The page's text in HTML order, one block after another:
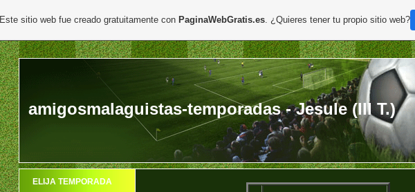
amigosmalaguistas-temporadas - Jesule (III T.)
ELIJA TEMPORADA
Este sitio web fue creado gratuitamente con PaginaWebGratis.es. ¿Quieres tener tu propio sitio web?